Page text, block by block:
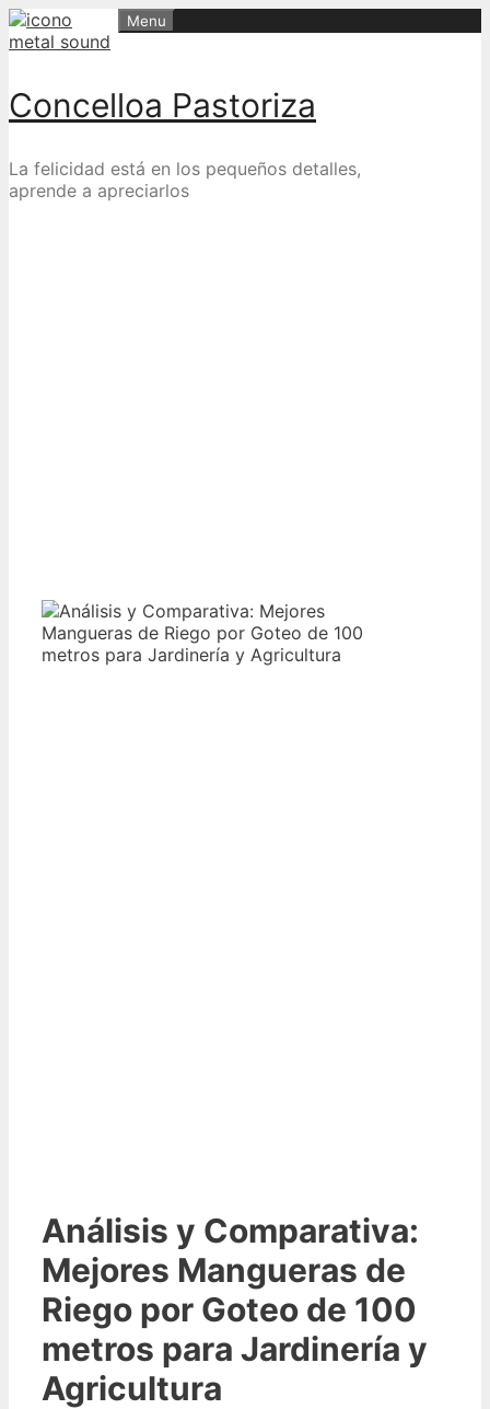
Skip
to
Concelloa Pastoriza
La felicidad está en los pequeños detalles,
aprende a apreciarlos
Menu
Análisis y Comparativa:
Mejores Mangueras de
Riego por Goteo de 100
metros para Jardinería y
Agricultura